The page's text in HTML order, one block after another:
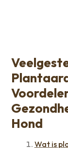
Hond
Wat is